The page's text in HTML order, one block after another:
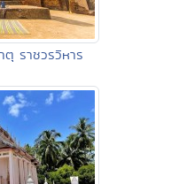
ราชวรวิหาร